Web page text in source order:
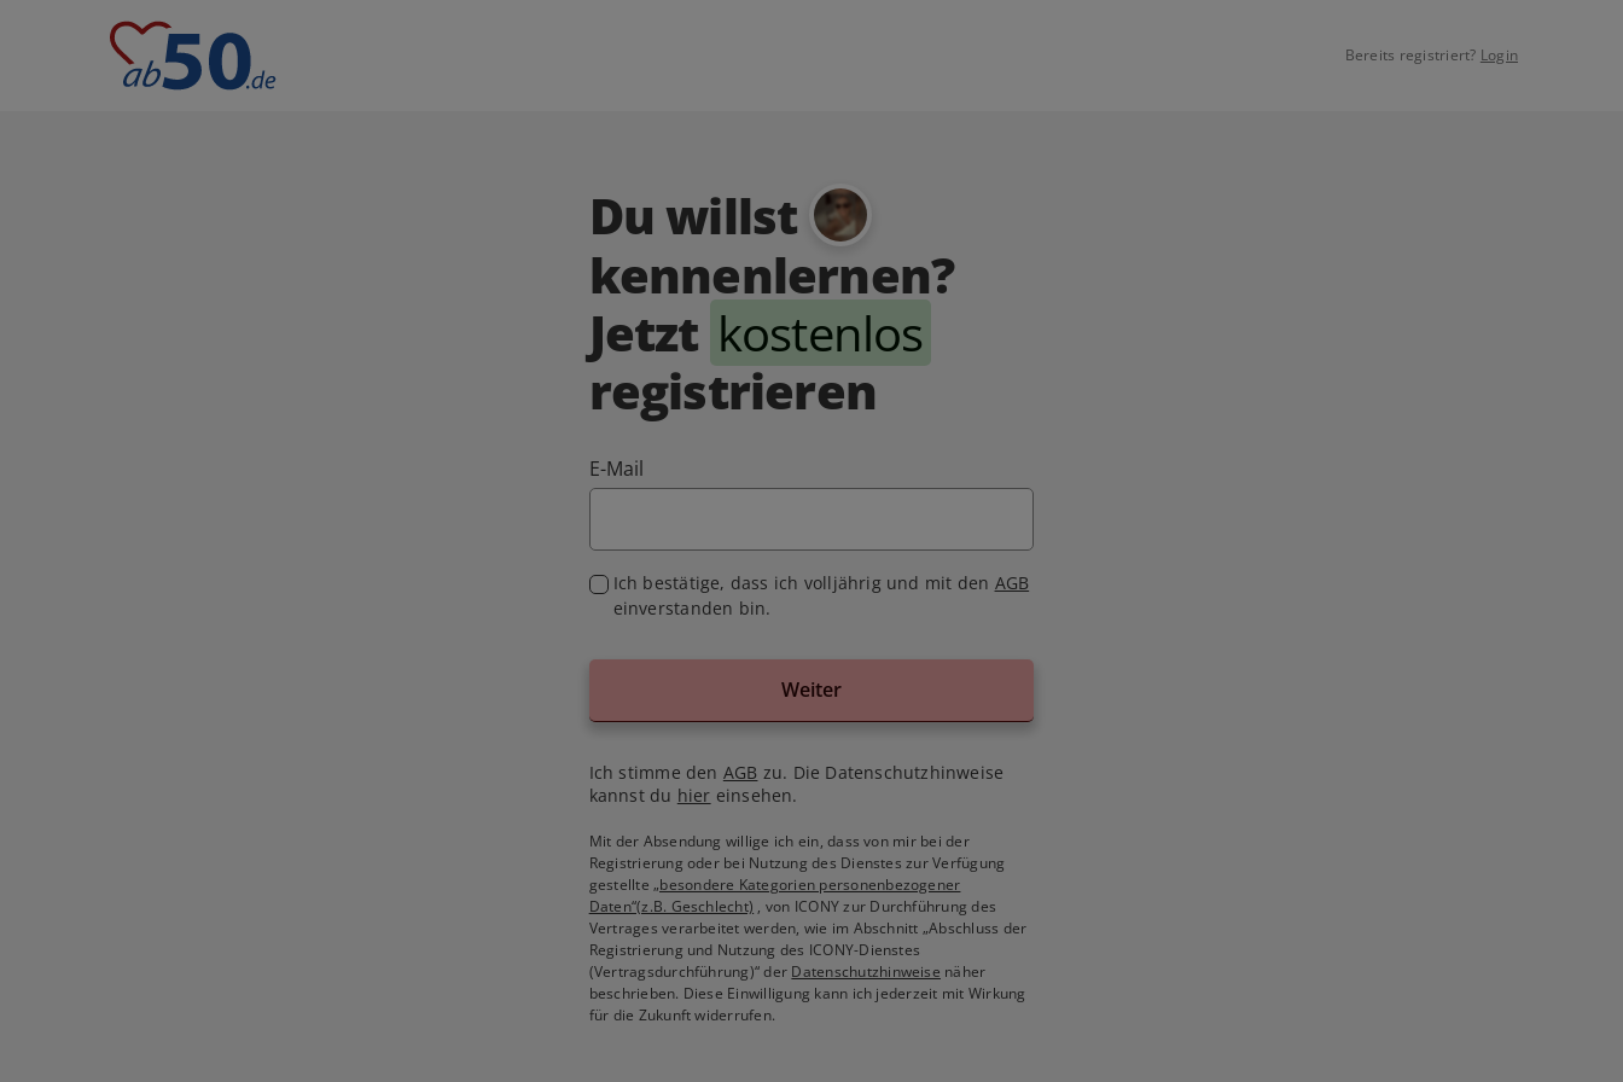
Bereits registriert? Login
Du willst
kennenlernen?
Jetzt kostenlos
registrieren
E-Mail
Ich bestätige, dass ich volljährig und mit den AGB
einverstanden bin.
Weiter
Ich stimme den AGB zu. Die Datenschutzhinweise
kannst du hier einsehen.
Mit der Absendung willige ich ein, dass von mir bei der
Registrierung oder bei Nutzung des Dienstes zur Verfügung
gestellte„besondere Kategorien personenbezogener
Daten“(z.B. Geschlecht) , von ICONY zur Durchführung des
Vertrages verarbeitet werden, wie im Abschnitt „Abschluss der
Registrierung und Nutzung des ICONY-Dienstes
(Vertragsdurchführung)“ der Datenschutzhinweise näher
beschrieben. Diese Einwilligung kann ich jederzeit mit Wirkung
für die Zukunft widerrufen.